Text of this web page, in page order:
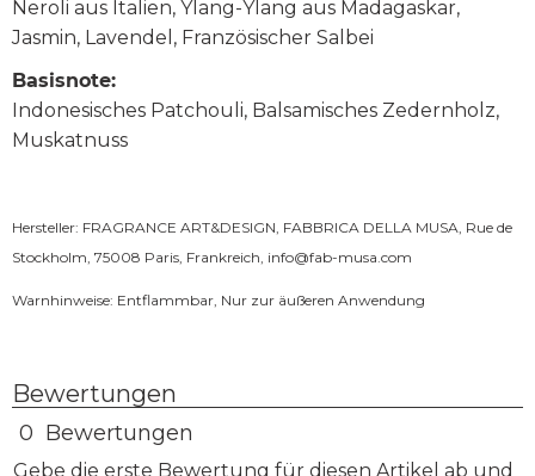
Neroli aus Italien, Ylang-Ylang aus Madagaskar,
Jasmin, Lavendel, Französischer Salbei
Basisnote:
Indonesisches Patchouli, Balsamisches Zedernholz,
Muskatnuss
Hersteller: FRAGRANCE ART&DESIGN, FABBRICA DELLA MUSA, Rue de
Stockholm, 75008 Paris, Frankreich, info@fab-musa.com
Warnhinweise: Entflammbar, Nur zur äußeren Anwendung
Bewertungen
0 Bewertungen
Gebe die erste Bewertung für diesen Artikel ab und